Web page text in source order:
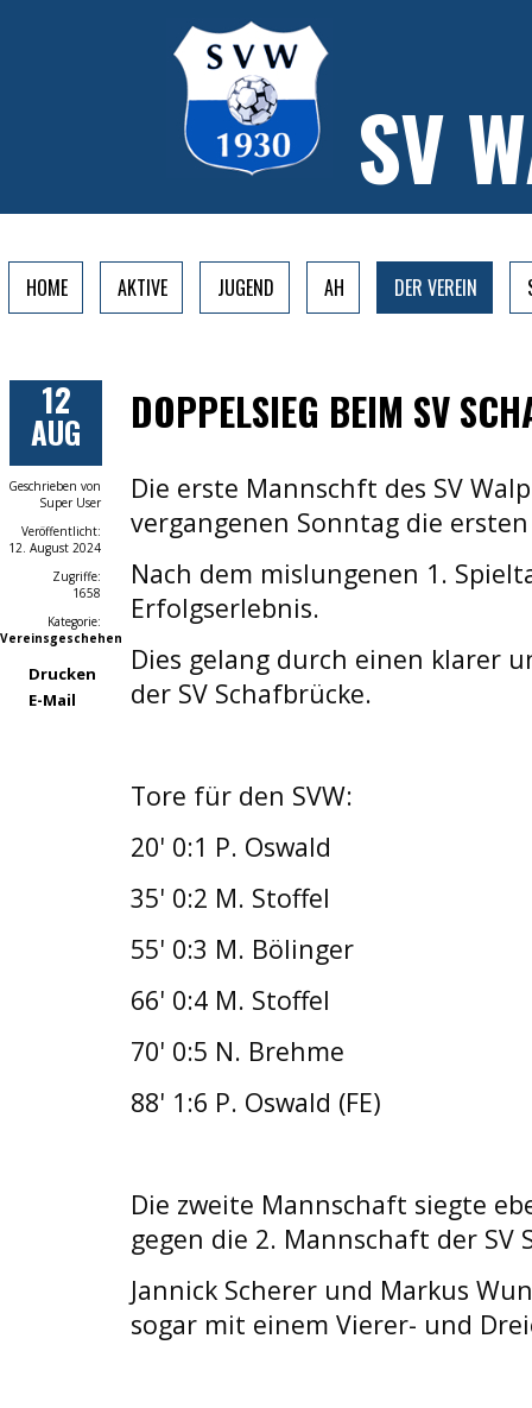
SV
HOME AKTIVE JUGEND AH DER VEREIN
12
AUG
Geschrieben von
Super User
Veröffentlicht:
12. August 2024
Zugriffe:
1658
Kategorie:
Vereinsgeschehen
Drucken
E-Mail
DOPPELSIEG BEIM SV
Die erste Mannschft des SV
vergangenen Sonntag die
Nach dem mislungenen 1.
Erfolgserlebnis.
Dies gelang durch einen klarer
der SV Schafbrücke.
Tore für den SVW:
20' 0:1 P. Oswald
35' 0:2 M. Stoffel
55' 0:3 M. Bölinger
66' 0:4 M. Stoffel
70' 0:5 N. Brehme
88' 1:6 P. Oswald (FE)
Die zweite Mannschaft siegte
gegen die 2. Mannschaft der SV
Jannick Scherer und Markus
sogar mit einem Vierer- und